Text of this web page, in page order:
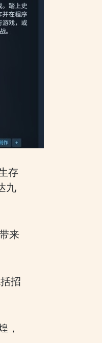
存
九
来
招
，